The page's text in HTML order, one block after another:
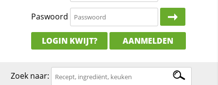
Paswoord
LOGIN KWIJT? AANMELDEN
Zoek naar: